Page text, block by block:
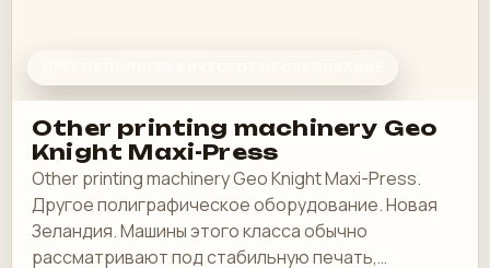
Other printing machinery Geo
Knight Maxi-Press
Other printing machinery Geo Knight Maxi-Press.
Другое полиграфическое оборудование. Новая
Зеландия. Машины этого класса обычно
рассматривают под стабильную печать,